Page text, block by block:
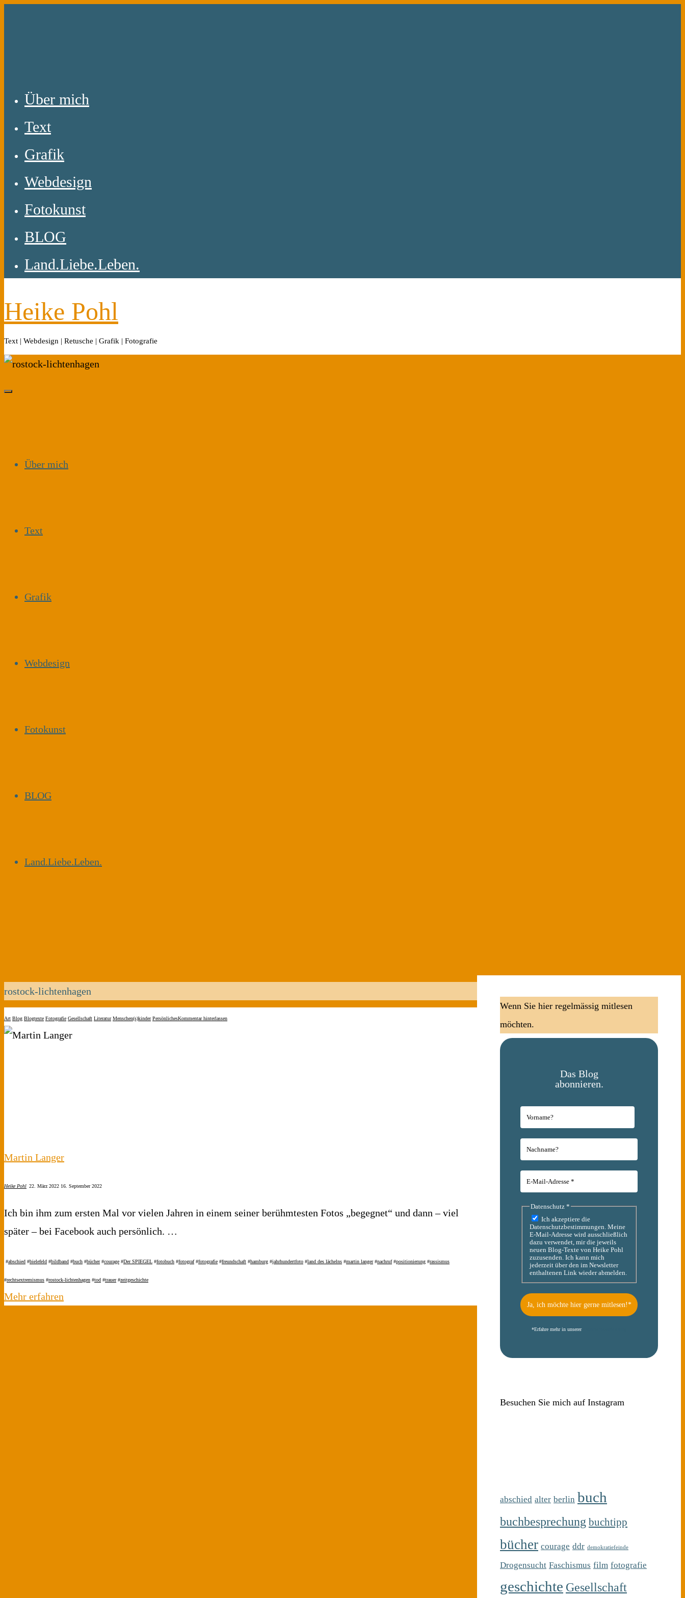
Über mich
Text
Grafik
Webdesign
Fotokunst
BLOG
Land.Liebe.Leben.
Heike Pohl
Text | Webdesign | Retusche | Grafik | Fotografie
Über mich
Text
Grafik
Webdesign
Fotokunst
BLOG
Land.Liebe.Leben.
rostock-lichtenhagen
Art Blog Blogtexte Fotografie Gesellschaft Literatur Menschen(s)kinder PersönlichesKommentar hinterlassen
Martin Langer
Heike Pohl 22. März 2022 16. September 2022
Ich bin ihm zum ersten Mal vor vielen Jahren in einem seiner berühmtesten Fotos „begegnet“ und dann – viel
später – bei Facebook auch persönlich. …
#abschied #bielefeld #bildband #buch #bücher #courage #Der SPIEGEL #fotobuch #fotograf #fotografie #freundschaft #hamburg #jahrhundertfoto #land des lächelns #martin langer #nachruf #positionierung #rassismus
#rechtsextremismus #rostock-lichtenhagen #tod #trauer #zeitgeschichte
Mehr erfahren
Wenn Sie hier regelmässig mitlesen
möchten.
Das Blog
abonnieren.
Datenschutz *
Ich akzeptiere die
Datenschutzbestimmungen. Meine
E-Mail-Adresse wird ausschließlich
dazu verwendet, mir die jeweils
neuen Blog-Texte von Heike Pohl
zuzusenden. Ich kann mich
jederzeit über den im Newsletter
enthaltenen Link wieder abmelden.
*Erfahre mehr in unserer
Besuchen Sie mich auf Instagram
abschied alter berlin buch
buchbesprechung buchtipp
bücher courage ddr demokratiefeinde
Drogensucht Faschismus film fotografie
geschichte Gesellschaft